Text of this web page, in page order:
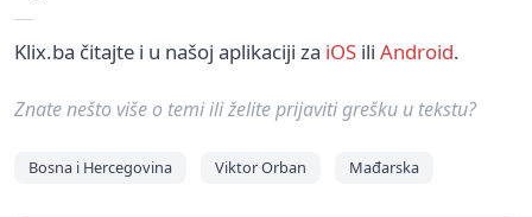
Klix.ba čitajte i u našoj aplikaciji za iOS ili Android.
Znate nešto više o temi ili želite prijaviti grešku u tekstu?
Bosna i Hercegovina Viktor Orban Mađarska